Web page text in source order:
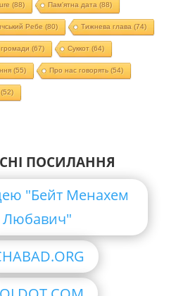
(88) Пам'ятна дата (88)
Ребе (80) Тижнева глава (74)
(67) Суккот (64)
(55) Про нас говорять (54)
(52)
ПОСИЛАННЯ
"Бейт Менахем
Любавич"